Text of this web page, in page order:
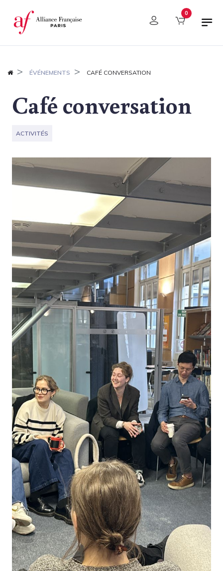
Panneau de gestion des cookies 0
ÉVÉNEMENTS CAFÉ CONVERSATION
Café conversation
ACTIVITÉS